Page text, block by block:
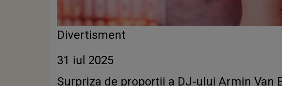
Divertisment
31 iul 2025
Surpriza de proporții a DJ-ului Armin Van